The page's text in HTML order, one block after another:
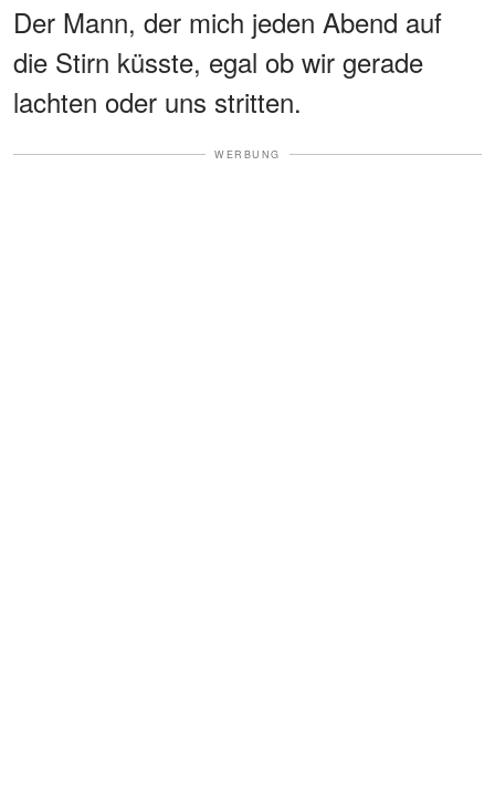
Der Mann, der mich jeden Abend auf
die Stirn küsste, egal ob wir gerade
lachten oder uns stritten.
WERBUNG